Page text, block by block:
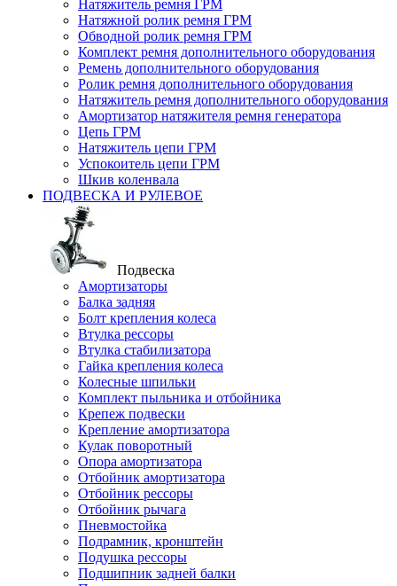
Натяжитель ремня ГРМ
Натяжной ролик ремня ГРМ
Обводной ролик ремня ГРМ
Комплект ремня дополнительного оборудования
Ремень дополнительного оборудования
Ролик ремня дополнительного оборудования
Натяжитель ремня дополнительного оборудования
Амортизатор натяжителя ремня генератора
Цепь ГРМ
Натяжитель цепи ГРМ
Успокоитель цепи ГРМ
Шкив коленвала
ПОДВЕСКА И РУЛЕВОЕ
Подвеска
Амортизаторы
Балка задняя
Болт крепления колеса
Втулка рессоры
Втулка стабилизатора
Гайка крепления колеса
Колесные шпильки
Комплект пыльника и отбойника
Крепеж подвески
Крепление амортизатора
Кулак поворотный
Опора амортизатора
Отбойник амортизатора
Отбойник рессоры
Отбойник рычага
Пневмостойка
Подрамник, кронштейн
Подушка рессоры
Подшипник задней балки